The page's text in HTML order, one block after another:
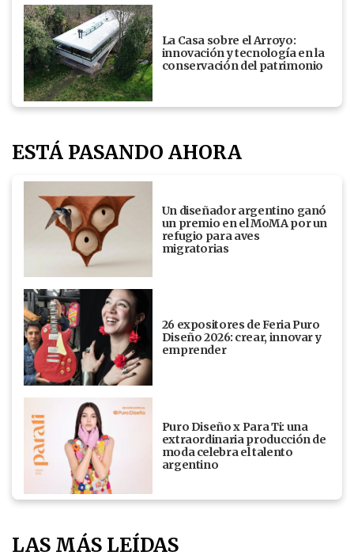
La Casa sobre el Arroyo:
innovación y tecnología en la
conservación del patrimonio
ESTÁ PASANDO AHORA
Un diseñador argentino ganó
un premio en el MoMA por un
refugio para aves
migratorias
26 expositores de Feria Puro
Diseño 2026: crear, innovar y
emprender
Puro Diseño x Para Ti: una
extraordinaria producción de
moda celebra el talento
argentino
LAS MÁS LEÍDAS